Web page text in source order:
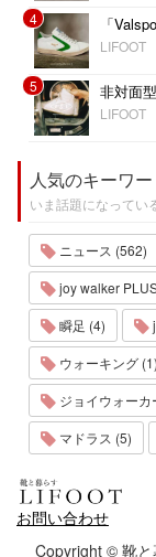
4 「
LIFOOT
5 非対面
LIFOOT
人気のキーワー
いま話題になってい
ニュース (562)
joy walker
瞬足 (4)
ウォーキング (1)
ジョイウォーカ
マドラス (5)
お問い合わせ
Copyright © 靴と